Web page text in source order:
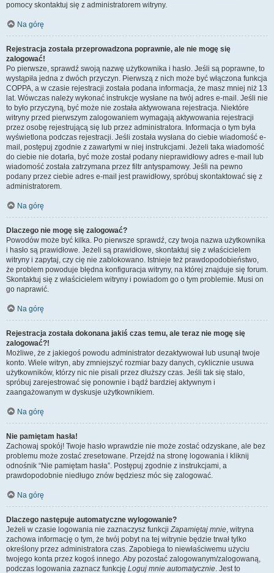
pomocy skontaktuj się z administratorem witryny.
Na górę
Rejestracja została przeprowadzona poprawnie, ale nie mogę się
zalogować!
Po pierwsze, sprawdź swoją nazwę użytkownika i hasło. Jeśli są poprawne, to
wystąpiła jedna z dwóch przyczyn. Pierwszą z nich może być włączona funkcja
COPPA, a w czasie rejestracji została podana informacja, że masz mniej niż 13
lat. Wówczas należy wykonać instrukcje wysłane na twój adres e-mail. Jeśli nie
to było przyczyną, być może nie została aktywowana rejestracja. Niektóre
witryny przed pierwszym zalogowaniem wymagają aktywowania rejestracji
przez osobę rejestrującą się lub przez administratora. Informacja o tym była
wyświetlona podczas rejestracji. Jeśli została wysłana do ciebie wiadomość e-
mail, postępuj zgodnie z zawartymi w niej instrukcjami. Jeżeli taka wiadomość
do ciebie nie dotarła, być może został podany nieprawidłowy adres e-mail lub
wiadomość została zatrzymana przez filtr antyspamowy. Jeśli na pewno
podany przez ciebie adres e-mail jest prawidłowy, spróbuj skontaktować się z
administratorem.
Na górę
Dlaczego nie mogę się zalogować?
Powodów może być kilka. Po pierwsze sprawdź, czy twoja nazwa użytkownika
i hasło są prawidłowe. Jeżeli są prawidłowe, skontaktuj się z właścicielem
witryny i zapytaj, czy cię nie zablokowano. Istnieje też prawdopodobieństwo,
że problem powoduje błędna konfiguracja witryny, na której znajduje się forum.
Skontaktuj się z właścicielem witryny i powiadom go o tym problemie. Musi on
go naprawić.
Na górę
Rejestracja została dokonana jakiś czas temu, ale teraz nie mogę się
zalogować?!
Możliwe, że z jakiegoś powodu administrator dezaktywował lub usunął twoje
konto. Wiele witryn, aby zmniejszyć rozmiar bazy danych, cyklicznie usuwa
użytkowników, którzy nic nie pisali przez dłuższy czas. Jeśli tak się stało,
spróbuj zarejestrować się ponownie i bądź bardziej aktywnym i
zaangażowanym w dyskusje użytkownikiem.
Na górę
Nie pamiętam hasła!
Zachowaj spokój! Twoje hasło wprawdzie nie może zostać odzyskane, ale bez
problemu może zostać zresetowane. Przejdź na stronę logowania i kliknij
odnośnik “Nie pamiętam hasła”. Postępuj zgodnie z instrukcjami, a
prawdopodobnie niedługo znów będziesz móc się zalogować.
Na górę
Dlaczego następuje automatyczne wylogowanie?
Jeżeli w czasie logowania nie zaznaczysz funkcjiZapamiętaj mnie, witryna
zachowa informację o tym, że twój pobyt na tej witrynie będzie trwał tylko
określony przez administratora czas. Zapobiega to niewłaściwemu użyciu
twojego konta przez kogoś innego. Aby pozostać zalogowanym/zalogowaną,
podczas logowania zaznacz funkcję Loguj mnie automatycznie. Jest to